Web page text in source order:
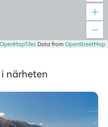
Data from OpenStreetMap
närheten